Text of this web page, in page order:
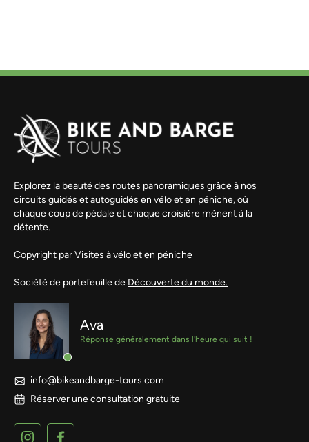
Explorez la beauté des routes panoramiques grâce à nos
circuits guidés et autoguidés en vélo et en péniche, où
chaque coup de pédale et chaque croisière mènent à la
détente.
Copyright parVisites à vélo et en péniche
Société de portefeuille de Découverte du monde.
Ava
Réponse généralement dans l'heure qui suit !
info@bikeandbarge-tours.com
Réserver une consultation gratuite